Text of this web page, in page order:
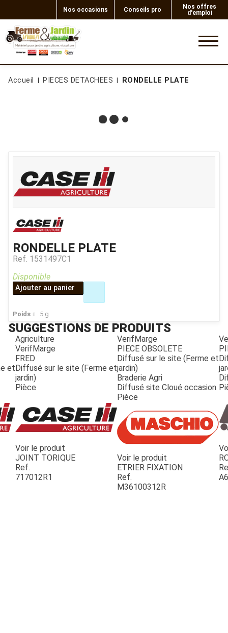
Nos occasions Conseils pro
Nos offres
d'emploi
JOUET
ESPACES VERTS
Accueil PIECES DETACHEES RONDELLE PLATE
RONDELLE PLATE
Ref. 1531497C1
Poids 5 g
Disponible
Ajouter au panier
SUGGESTIONS DE PRODUITS
et
Agriculture
VerifMarge
FRED
Diffusé sur le site (Ferme et
jardin)
Pièce
Voir le produit
JOINT TORIQUE
Ref.
717012R1
VerifMarge
PIECE OBSOLETE
Diffusé sur le site (Ferme et
jardin)
Braderie Agri
Diffusé site Cloué occasion
Pièce
Voir le produit
ETRIER FIXATION
Ref.
M36100312R